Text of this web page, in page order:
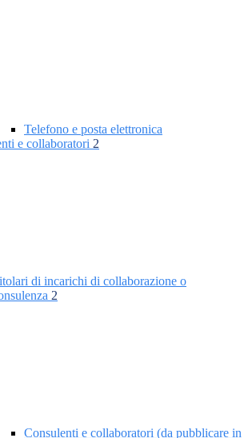
Telefono e posta elettronica
e collaboratori 2
di incarichi di collaborazione o
2
Consulenti e collaboratori (da pubblicare in